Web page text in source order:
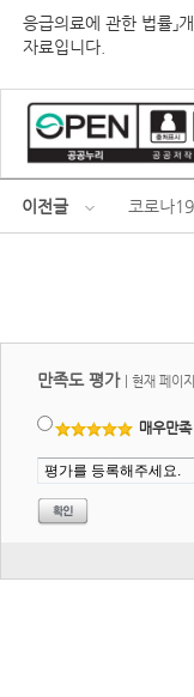
응급의료에 관한 법률」
자료입니다.
이전글 코로나
만족도 평가 현재 페이
매우만족